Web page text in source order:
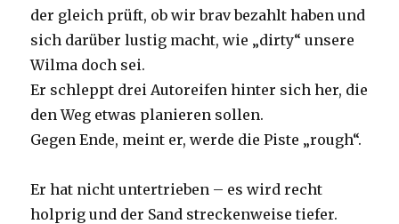
der gleich prüft, ob wir brav bezahlt haben und
sich darüber lustig macht, wie „dirty“ unsere
Wilma doch sei.
Er schleppt drei Autoreifen hinter sich her, die
den Weg etwas planieren sollen.
Gegen Ende, meint er, werde die Piste „rough“.
Er hat nicht untertrieben – es wird recht
holprig und der Sand streckenweise tiefer.